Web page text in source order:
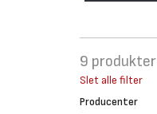
9 produkter
Slet alle filter
Producenter